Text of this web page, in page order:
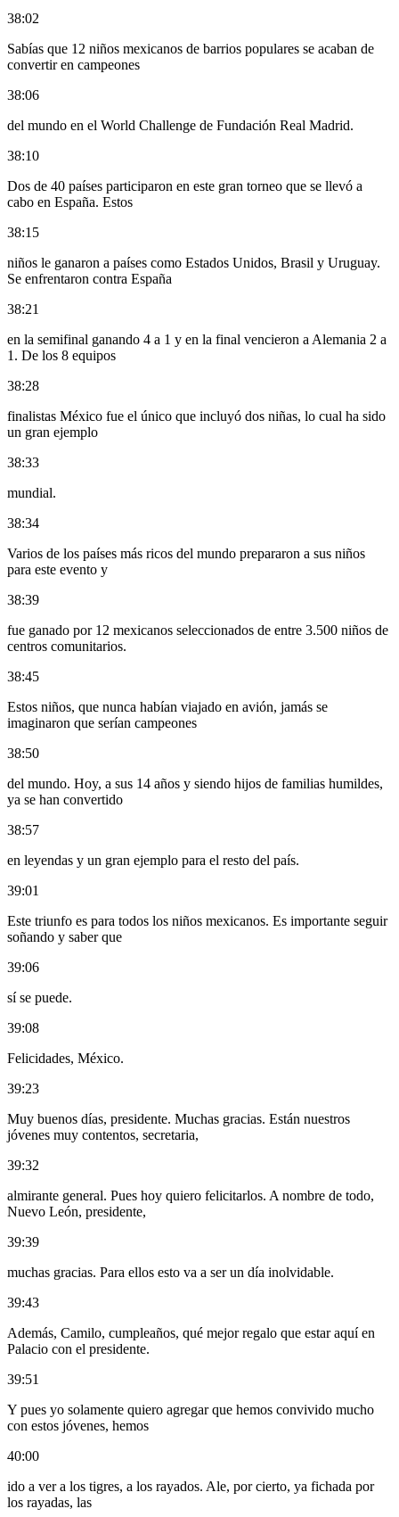
38:02
Sabías que 12 niños mexicanos de barrios populares se acaban de
convertir en campeones
38:06
del mundo en el World Challenge de Fundación Real Madrid.
38:10
Dos de 40 países participaron en este gran torneo que se llevó a
cabo en España. Estos
38:15
niños le ganaron a países como Estados Unidos, Brasil y Uruguay.
Se enfrentaron contra España
38:21
en la semifinal ganando 4 a 1 y en la final vencieron a Alemania 2 a
1. De los 8 equipos
38:28
finalistas México fue el único que incluyó dos niñas, lo cual ha sido
un gran ejemplo
38:33
mundial.
38:34
Varios de los países más ricos del mundo prepararon a sus niños
para este evento y
38:39
fue ganado por 12 mexicanos seleccionados de entre 3.500 niños de
centros comunitarios.
38:45
Estos niños, que nunca habían viajado en avión, jamás se
imaginaron que serían campeones
38:50
del mundo. Hoy, a sus 14 años y siendo hijos de familias humildes,
ya se han convertido
38:57
en leyendas y un gran ejemplo para el resto del país.
39:01
Este triunfo es para todos los niños mexicanos. Es importante seguir
soñando y saber que
39:06
sí se puede.
39:08
Felicidades, México.
39:23
Muy buenos días, presidente. Muchas gracias. Están nuestros
jóvenes muy contentos, secretaria,
39:32
almirante general. Pues hoy quiero felicitarlos. A nombre de todo,
Nuevo León, presidente,
39:39
muchas gracias. Para ellos esto va a ser un día inolvidable.
39:43
Además, Camilo, cumpleaños, qué mejor regalo que estar aquí en
Palacio con el presidente.
39:51
Y pues yo solamente quiero agregar que hemos convivido mucho
con estos jóvenes, hemos
40:00
ido a ver a los tigres, a los rayados. Ale, por cierto, ya fichada por
los rayadas, las